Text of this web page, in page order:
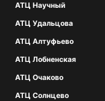
АТЦ Научный
АТЦ Удальцова
АТЦ Алтуфьево
АТЦ Лобненская
АТЦ Очаково
АТЦ Солнцево